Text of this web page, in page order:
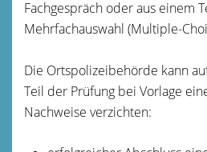
Fachgespräch oder aus einem
Mehrfachauswahl (Multiple-
Die Ortspolizeibehörde kann
Teil der Prüfung bei Vorlage
Nachweise verzichten: